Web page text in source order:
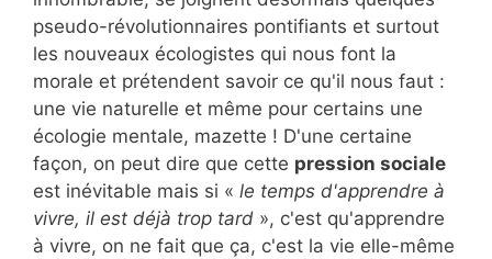
pseudo-révolutionnaires pontifiants et surtout
les nouveaux écologistes qui nous font la
morale et prétendent savoir ce qu'il nous faut :
une vie naturelle et même pour certains une
écologie mentale, mazette ! D'une certaine
façon, on peut dire que cette pression sociale
est inévitable mais si « le temps d'apprendre à
vivre, il est déjà trop tard », c'est qu'apprendre
à vivre, on ne fait que ça, c'est la vie elle-même